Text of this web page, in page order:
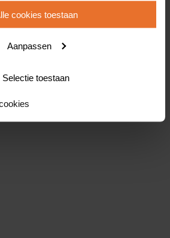
cookies toestaan
Aanpassen
Selectie toestaan